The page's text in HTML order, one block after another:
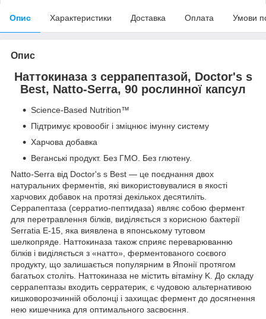
Опис Характеристики Доставка Оплата Умови
Опис
Наттокиназа з серрапептазой, Doctor's s
Best, Natto-Serra, 90 рослинної капсул
Science-Based Nutrition™
Підтримує кровообіг і зміцнює імунну систему
Харчова добавка
Веганські продукт. Без ГМО. Без глютену.
Natto-Serra від Doctor's s Best — це поєднання двох
натуральних ферментів, які використовувалися в якості
харчових добавок на протязі декількох десятиліть.
Серрапептаза (серратио-пептидаза) являє собою фермент
для перетравлення білків, виділяється з корисною бактерії
Serratia E-15, яка виявлена в японському тутовом
шелкопряде. Наттокиназа також сприяє переварюванню
білків і виділяється з «натто», ферментованого соєвого
продукту, що залишається популярним в Японії протягом
багатьох століть. Наттокиназа не містить вітаміну K. До складу
серрапептазы входить серратерик, є чудовою альтернативою
кишковорозчинній оболонці і захищає фермент до досягнення
нею кишечника для оптимального засвоєння.